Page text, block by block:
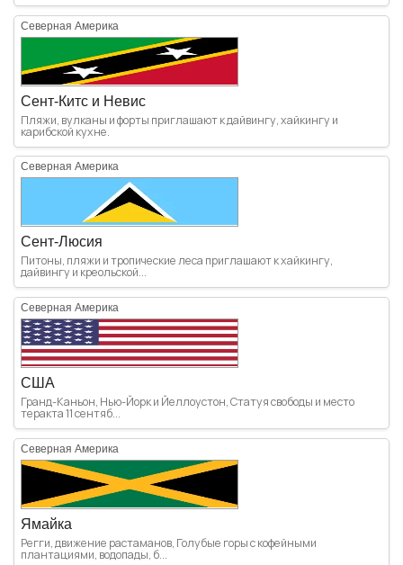
Северная Америка
Сент-Китс и Невис
Пляжи, вулканы и форты приглашают к дайвингу, хайкингу и
карибской кухне.
Северная Америка
Сент-Люсия
Питоны, пляжи и тропические леса приглашают к хайкингу,
дайвингу и креольской...
Северная Америка
США
Гранд-Каньон, Нью-Йорк и Йеллоустон, Статуя свободы и место
теракта 11 сентяб...
Северная Америка
Ямайка
Регги, движение растаманов, Голубые горы с кофейными
плантациями, водопады, б...